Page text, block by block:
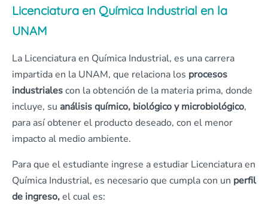
Licenciatura en Química Industrial en la
UNAM
La Licenciatura en Química Industrial, es una carrera
impartida en la UNAM, que relaciona los procesos
industrialescon la obtención de la materia prima, donde
incluye, su análisis químico, biológico y microbiológico,
para así obtener el producto deseado, con el menor
impacto al medio ambiente.
Para que el estudiante ingrese a estudiar Licenciatura en
Química Industrial, es necesario que cumpla con un perfil
de ingreso,el cual es: